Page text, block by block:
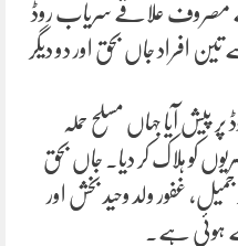
کے مصروف علاقے سریاب روڈ
افراد جاں بحق اور دو دیگر
پیش آیا جہاں مسلح حملہ
کو ہلاک کر دیا۔ جاں بحق
غفور ولد وحید بخش اور
ہوئی ہے۔